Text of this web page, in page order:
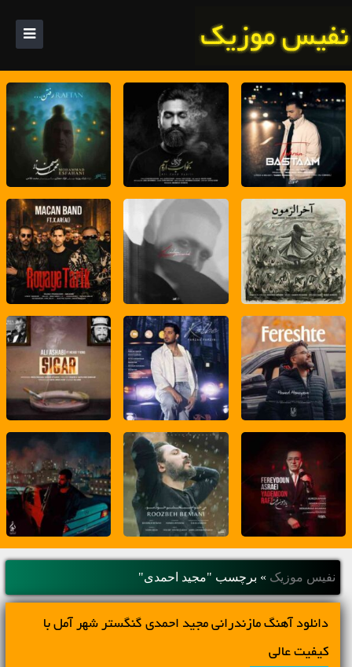
نفیس موزیک » برچسب "مجید احمدی"
دانلود آهنگ مازندرانی مجید احمدی گنگستر شهر آمل با
کیفیت عالی